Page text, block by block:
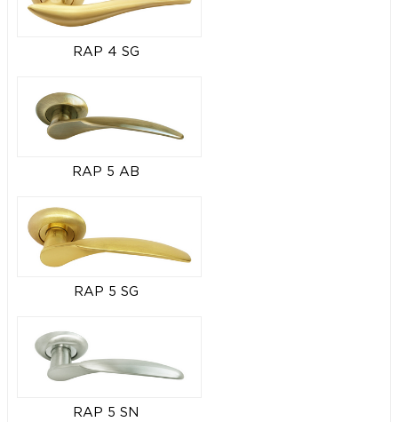
RAP 4 SG
RAP 5 AB
RAP 5 SG
RAP 5 SN